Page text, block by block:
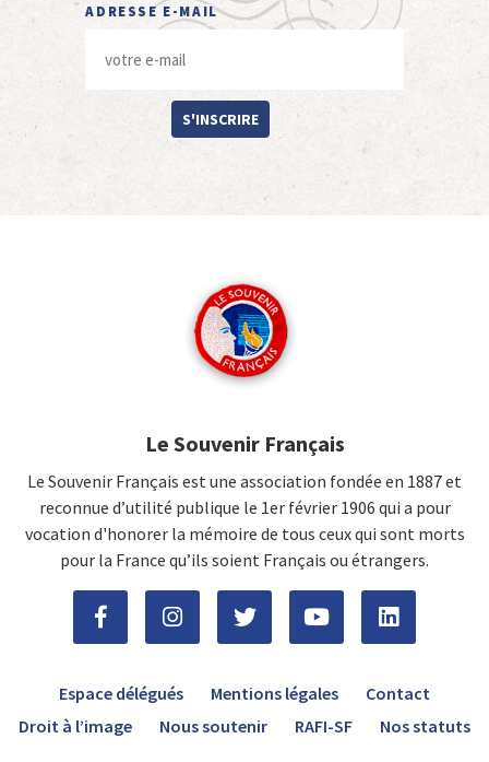
ADRESSE E-MAIL
S'INSCRIRE
Le Souvenir Français
Le Souvenir Français est une association fondée en 1887 et
reconnue d’utilité publique le 1er février 1906 qui a pour
vocation d'honorer la mémoire de tous ceux qui sont morts
pour la France qu’ils soient Français ou étrangers.
Espace délégués Mentions légales
Contact
Droit à l’image
Nous soutenir RAFI-SF Nos statuts